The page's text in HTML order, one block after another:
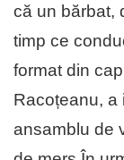
că un bărbat,
timp ce
format din
Racoțeanu, a
ansamblu de